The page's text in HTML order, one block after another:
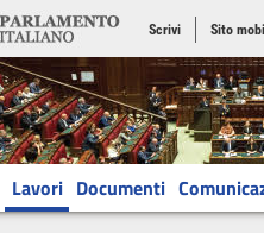
Scrivi Sito
Lavori Documenti